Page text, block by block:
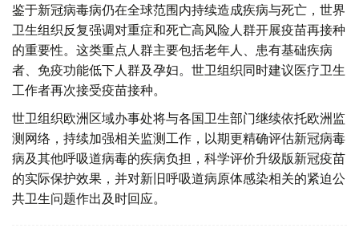
鉴于新冠病毒病仍在全球范围内持续造成疾病与死亡，世界
卫生组织反复强调对重症和死亡高风险人群开展疫苗再接种
的重要性。这类重点人群主要包括老年人、患有基础疾病
者、免疫功能低下人群及孕妇。世卫组织同时建议医疗卫生
工作者再次接受疫苗接种。
世卫组织欧洲区域办事处将与各国卫生部门继续依托欧洲监
测网络，持续加强相关监测工作，以期更精确评估新冠病毒
病及其他呼吸道病毒的疾病负担，科学评价升级版新冠疫苗
的实际保护效果，并对新旧呼吸道病原体感染相关的紧迫公
共卫生问题作出及时回应。